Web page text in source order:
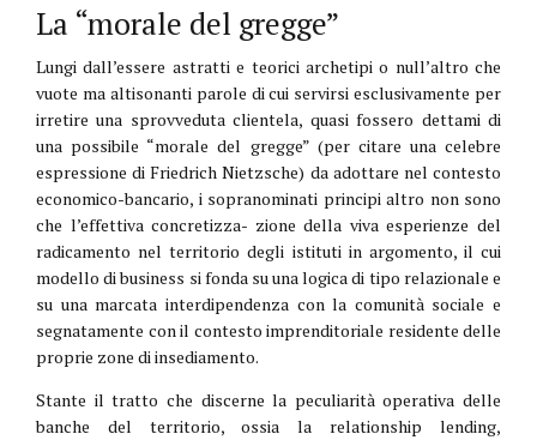
La “morale del gregge”
Lungi dall’essere astratti e teorici archetipi o null’altro che
vuote ma altisonanti parole di cui servirsi esclusivamente per
irretire una sprovveduta clientela, quasi fossero dettami di
una possibile “morale del gregge” (per citare una celebre
espressione di Friedrich Nietzsche) da adottare nel contesto
economico-bancario, i sopranominati principi altro non sono
che l’effettiva concretizza- zione della viva esperienze del
radicamento nel territorio degli istituti in argomento, il cui
modello di business si fonda su una logica di tipo relazionale e
su una marcata interdipendenza con la comunità sociale e
segnatamente con il contesto imprenditoriale residente delle
proprie zone di insediamento.
Stante il tratto che discerne la peculiarità operativa delle
banche del territorio, ossia la relationship lending,